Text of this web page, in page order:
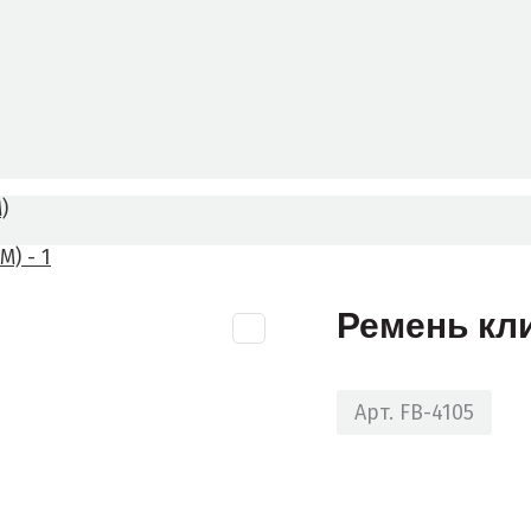
Ремень
Арт. FB-4105